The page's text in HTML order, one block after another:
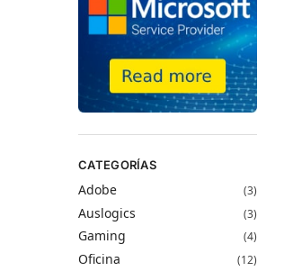
CATEGORÍAS
Adobe (3)
Auslogics (3)
Gaming (4)
Oficina (12)